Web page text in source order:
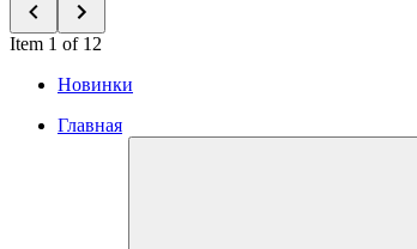
Item 1 of 12
Новинки
Главная